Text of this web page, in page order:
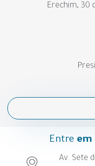
Erechim, 30
Entre em
Av. Sete